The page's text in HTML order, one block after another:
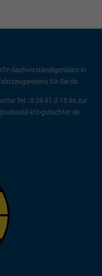
Sachverständigenbüro in
für Sie da.
Tel.: 0 29 41-2 15 66 zur
kfz-gutachter.de